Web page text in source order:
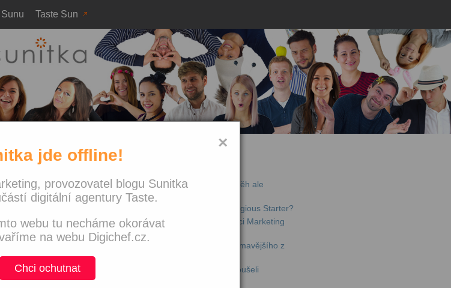
×
jde offline!
provozovatel blogu Sunitka
digitální agentury Taste.
webu tu necháme okorávat
na webu Digichef.cz.
Chci ochutnat
Sunu Taste Sun
k vodě?
Sunitka jde offline – příběh ale
nekonči!
Co jsme chytili na Contagious Starter?
Navštívili jsme konferenci Marketing
Víkend plný toho nejzajímavějšího z
Mezi prvními jsme vyzkoušeli